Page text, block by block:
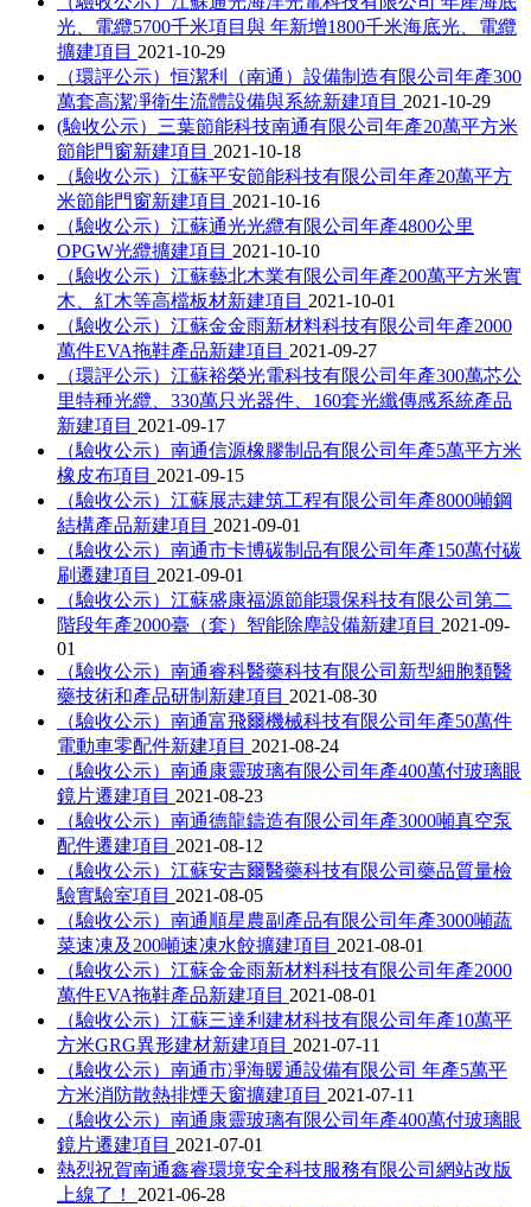
光、電纜5700千米項目與 年新增1800千米海底光、電纜
擴建項目 2021-10-29
（環評公示）恒潔利（南通）設備制造有限公司年產300
萬套高潔凈衛生流體設備與系統新建項目 2021-10-29
(驗收公示）三葉節能科技南通有限公司年產20萬平方米
節能門窗新建項目 2021-10-18
（驗收公示）江蘇平安節能科技有限公司年產20萬平方
米節能門窗新建項目 2021-10-16
（驗收公示）江蘇通光光纜有限公司年產4800公里
OPGW光纜擴建項目 2021-10-10
（驗收公示）江蘇藝北木業有限公司年產200萬平方米實
木、紅木等高檔板材新建項目 2021-10-01
（驗收公示）江蘇金金雨新材料科技有限公司年產2000
萬件EVA拖鞋產品新建項目 2021-09-27
（環評公示）江蘇裕榮光電科技有限公司年產300萬芯公
里特種光纜、330萬只光器件、160套光纖傳感系統產品
新建項目 2021-09-17
（驗收公示）南通信源橡膠制品有限公司年產5萬平方米
橡皮布項目 2021-09-15
（驗收公示）江蘇展志建筑工程有限公司年產8000噸鋼
結構產品新建項目 2021-09-01
（驗收公示）南通市卡博碳制品有限公司年產150萬付碳
刷遷建項目 2021-09-01
（驗收公示）江蘇盛康福源節能環保科技有限公司第二
階段年產2000臺（套）智能除塵設備新建項目 2021-09-
01
（驗收公示）南通睿科醫藥科技有限公司新型細胞類醫
藥技術和產品研制新建項目 2021-08-30
（驗收公示）南通富飛爾機械科技有限公司年產50萬件
電動車零配件新建項目 2021-08-24
（驗收公示）南通康靈玻璃有限公司年產400萬付玻璃眼
鏡片遷建項目 2021-08-23
（驗收公示）南通德龍鑄造有限公司年產3000噸真空泵
配件遷建項目 2021-08-12
（驗收公示）江蘇安吉爾醫藥科技有限公司藥品質量檢
驗實驗室項目 2021-08-05
（驗收公示）南通順星農副產品有限公司年產3000噸蔬
菜速凍及200噸速凍水餃擴建項目 2021-08-01
（驗收公示）江蘇金金雨新材料科技有限公司年產2000
萬件EVA拖鞋產品新建項目 2021-08-01
（驗收公示）江蘇三達利建材科技有限公司年產10萬平
方米GRG異形建材新建項目 2021-07-11
（驗收公示）南通市凈海暖通設備有限公司 年產5萬平
方米消防散熱排煙天窗擴建項目 2021-07-11
（驗收公示）南通康靈玻璃有限公司年產400萬付玻璃眼
鏡片遷建項目 2021-07-01
熱烈祝賀南通鑫睿環境安全科技服務有限公司網站改版
上線了！ 2021-06-28